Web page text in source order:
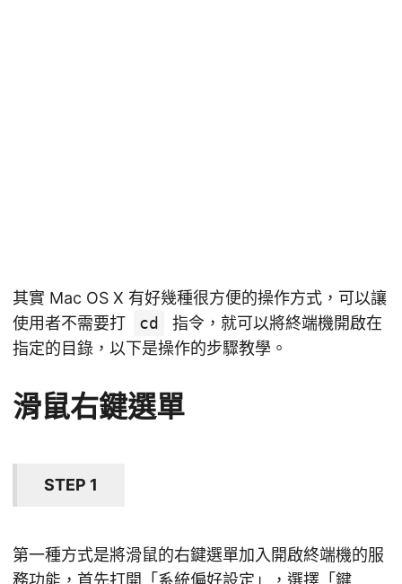
其實 Mac OS X 有好幾種很方便的操作方式，可以讓
使用者不需要打
cd
指令，就可以將終端機開啟在
指定的目錄，以下是操作的步驟教學。
滑鼠右鍵選單
STEP 1
第一種方式是將滑鼠的右鍵選單加入開啟終端機的服
務功能，首先打開「系統偏好設定」，選擇「鍵